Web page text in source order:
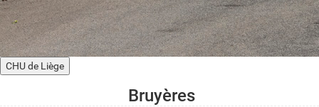
CHU de Liège
Bruyères